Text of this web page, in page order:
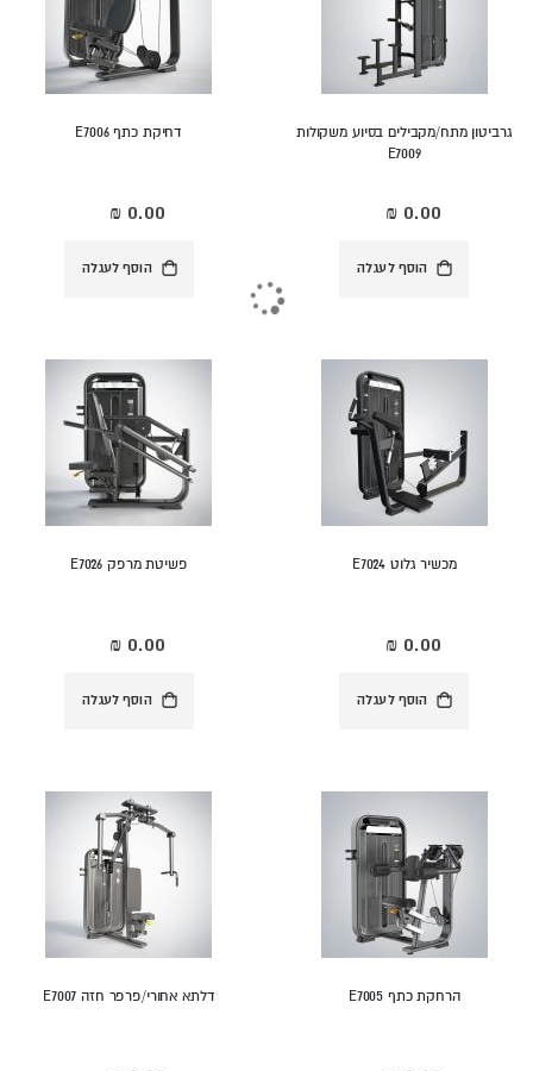
גרביטון מתח/מקבילים בסיוע משקולות
E7009
הוסף לעגלה
דחיקת כתף E7006
הוסף לעגלה
מכשיר גלוט E7024
הוסף לעגלה
פשיטת מרפק E7026
הוסף לעגלה
הרחקת כתף E7005 דלתא אחורי/פרפר חזה E7007